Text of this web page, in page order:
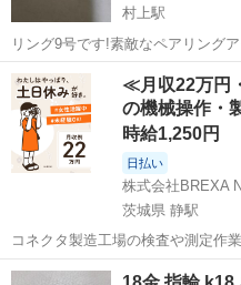
村上駅
リング9号です!素敵なペアリング
録の人はお断りします！オンライ
千葉 八千代市 村上駅
≪月収22万円
の機械操作・
時給1,250円
日払い
株式会社BREXA
茨城県 静駅
コネクタ製造工場の検査や測定作
日128日★クリーンルーム内作業★
茨城 常陸大宮市 静駅